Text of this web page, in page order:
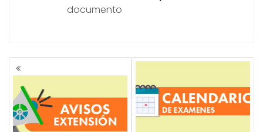
documento
NAVEGACIÓN
DE
ENTRADAS